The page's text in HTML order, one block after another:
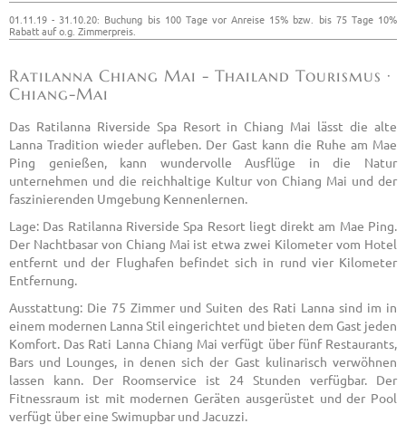
01.11.19 - 31.10.20: Buchung bis 100 Tage vor Anreise 15% bzw. bis 75 Tage 10%
Rabatt auf o.g. Zimmerpreis.
Ratilanna Chiang Mai - Thailand Tourismus ·
Chiang-Mai
Das Ratilanna Riverside Spa Resort in Chiang Mai lässt die alte
Lanna Tradition wieder aufleben. Der Gast kann die Ruhe am Mae
Ping genießen, kann wundervolle Ausflüge in die Natur
unternehmen und die reichhaltige Kultur von Chiang Mai und der
faszinierenden Umgebung Kennenlernen.
Lage: Das Ratilanna Riverside Spa Resort liegt direkt am Mae Ping.
Der Nachtbasar von Chiang Mai ist etwa zwei Kilometer vom Hotel
entfernt und der Flughafen befindet sich in rund vier Kilometer
Entfernung.
Ausstattung: Die 75 Zimmer und Suiten des Rati Lanna sind im in
einem modernen Lanna Stil eingerichtet und bieten dem Gast jeden
Komfort. Das Rati Lanna Chiang Mai verfügt über fünf Restaurants,
Bars und Lounges, in denen sich der Gast kulinarisch verwöhnen
lassen kann. Der Roomservice ist 24 Stunden verfügbar. Der
Fitnessraum ist mit modernen Geräten ausgerüstet und der Pool
verfügt über eine Swimupbar und Jacuzzi.